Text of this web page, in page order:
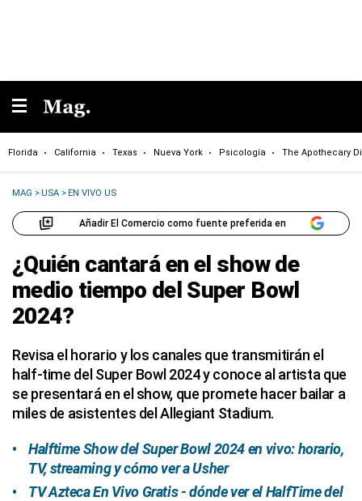
Florida California Texas Nueva York Psicología The Apothecary
MAG >USA >EN VIVO US
Añadir El Comercio como fuente preferida en
¿Quién cantará en el show de
medio tiempo del Super Bowl
2024?
Revisa el horario y los canales que transmitirán el
half-time del Super Bowl 2024 y conoce al artista que
se presentará en el show, que promete hacer bailar a
miles de asistentes del Allegiant Stadium.
Halftime Show del Super Bowl 2024 en vivo: horario,
TV, streaming y cómo ver a Usher
TV Azteca En Vivo Gratis - dónde ver el HalfTime del